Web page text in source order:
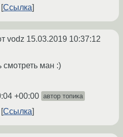
Ссылка
vodz 15.03.2019 10:37:12
ман :)
+00:00 автор топика
Ссылка